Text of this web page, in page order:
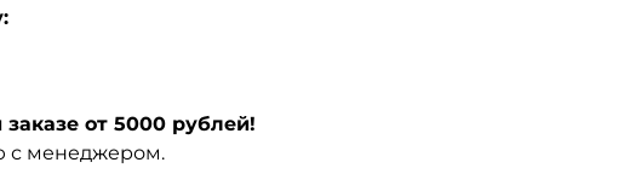
от 5000 рублей!
с менеджером.